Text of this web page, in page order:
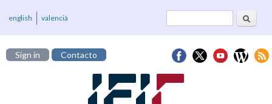
Formulario deBuscar
english valencià
Sign in Contacto